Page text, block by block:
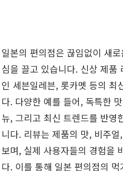
일본의 편의점은 끊임없이 새
심을 끌고 있습니다. 신상 제품
인 세븐일레븐, 롯카멧 등의 최
다. 다양한 예를 들어, 독특한
뉴, 그리고 최신 트렌드를 반영
니다. 리뷰는 제품의 맛, 비주
보며, 실제 사용자들의 경험을
다. 이를 통해 일본 편의점의